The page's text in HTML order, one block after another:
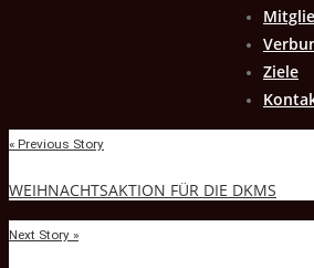
Ziele
« Previous Story
WEIHNACHTSAKTION FÜR DIE DKMS
Next Story »